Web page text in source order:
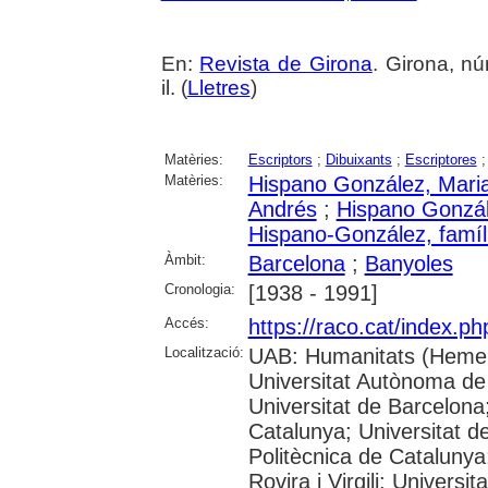
En: Revista de Girona. Girona,
il. (Lletres)
Matèries: Escriptors ; Dibuixants ; Escriptores
Matèries:
Hispano González,
Andrés; Hispano
Hispano-González,
Àmbit: Barcelona; Banyoles
Cronologia: [1938 - 1991]
Accés: https://raco.cat/
Localització: UAB: Humanitats
Universitat Autònoma
Universitat de
Catalunya; Universitat
Politècnica de
Rovira i Virgili;